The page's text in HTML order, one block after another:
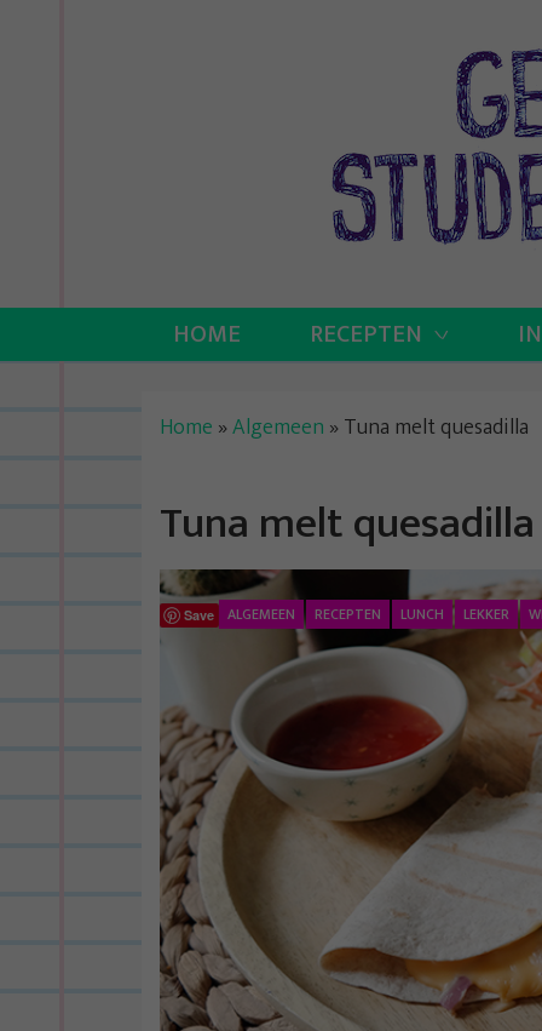
HOME RECEPTEN
Home »Algemeen » Tuna melt quesadilla
Tuna melt quesadilla
Save ALGEMEEN RECEPTEN LUNCH LEKKER